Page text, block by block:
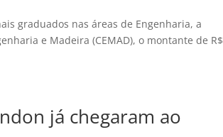
graduados nas áreas de Engenharia, a
e Madeira (CEMAD), o montante de R$
já chegaram ao